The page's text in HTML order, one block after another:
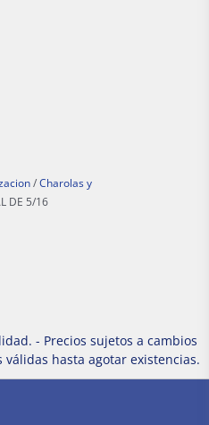
/ Charolas y
DE 5/16
- Precios sujetos a cambios
hasta agotar existencias.